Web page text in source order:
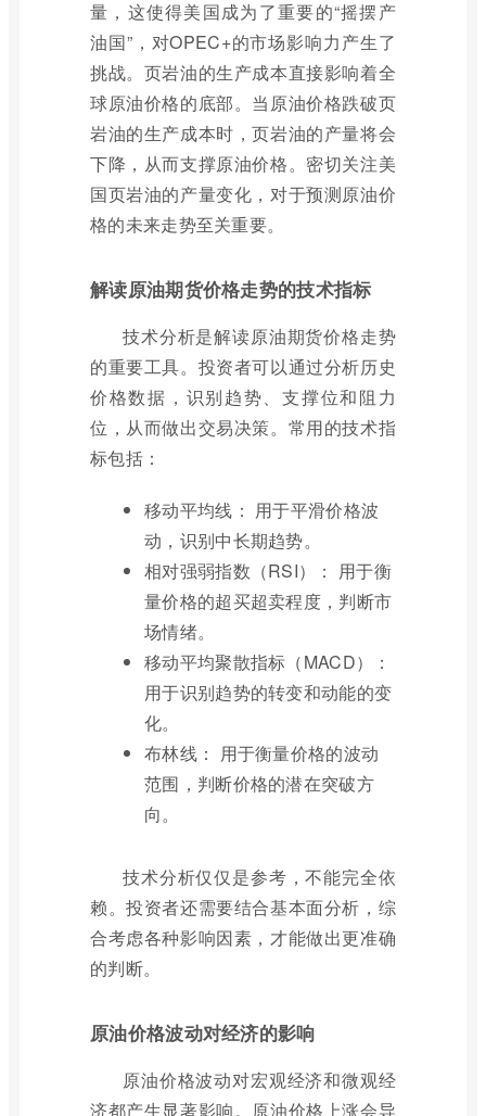
量，这使得美国成为了重要的“摇摆产
油国”，对OPEC+的市场影响力产生了
挑战。页岩油的生产成本直接影响着全
球原油价格的底部。当原油价格跌破页
岩油的生产成本时，页岩油的产量将会
下降，从而支撑原油价格。密切关注美
国页岩油的产量变化，对于预测原油价
格的未来走势至关重要。
解读原油期货价格走势的技术指标
技术分析是解读原油期货价格走势
的重要工具。投资者可以通过分析历史
价格数据，识别趋势、支撑位和阻力
位，从而做出交易决策。常用的技术指
标包括：
移动平均线： 用于平滑价格波
动，识别中长期趋势。
相对强弱指数（RSI）： 用于衡
量价格的超买超卖程度，判断市
场情绪。
移动平均聚散指标（MACD）：
用于识别趋势的转变和动能的变
化。
布林线： 用于衡量价格的波动
范围，判断价格的潜在突破方
向。
技术分析仅仅是参考，不能完全依
赖。投资者还需要结合基本面分析，综
合考虑各种影响因素，才能做出更准确
的判断。
原油价格波动对经济的影响
原油价格波动对宏观经济和微观经
济都产生显著影响。原油价格上涨会导